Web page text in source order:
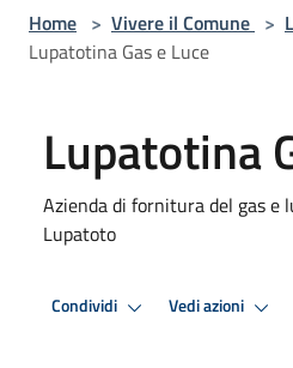
Home > Vivere il Comune >
Lupatotina Gas e Luce
Lupatotina
Azienda di fornitura del gas e
Lupatoto
Condividi Vedi azioni